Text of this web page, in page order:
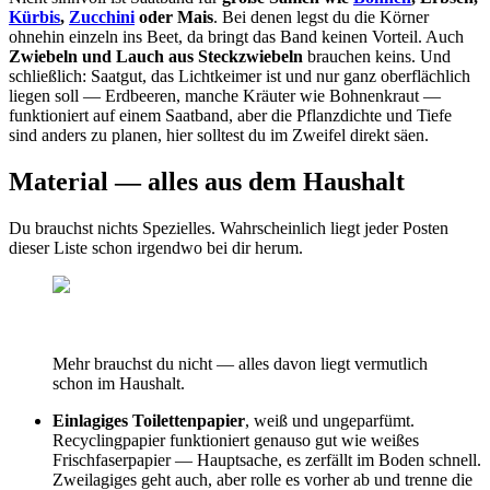
Kürbis, Zucchinioder Mais. Bei denen legst du die Körner
ohnehin einzeln ins Beet, da bringt das Band keinen Vorteil. Auch
Zwiebeln und Lauch aus Steckzwiebeln brauchen keins. Und
schließlich: Saatgut, das Lichtkeimer ist und nur ganz oberflächlich
liegen soll — Erdbeeren, manche Kräuter wie Bohnenkraut —
funktioniert auf einem Saatband, aber die Pflanzdichte und Tiefe
sind anders zu planen, hier solltest du im Zweifel direkt säen.
Material — alles aus dem Haushalt
Du brauchst nichts Spezielles. Wahrscheinlich liegt jeder Posten
dieser Liste schon irgendwo bei dir herum.
Mehr brauchst du nicht — alles davon liegt vermutlich
schon im Haushalt.
Einlagiges Toilettenpapier, weiß und ungeparfümt.
Recyclingpapier funktioniert genauso gut wie weißes
Frischfaserpapier — Hauptsache, es zerfällt im Boden schnell.
Zweilagiges geht auch, aber rolle es vorher ab und trenne die